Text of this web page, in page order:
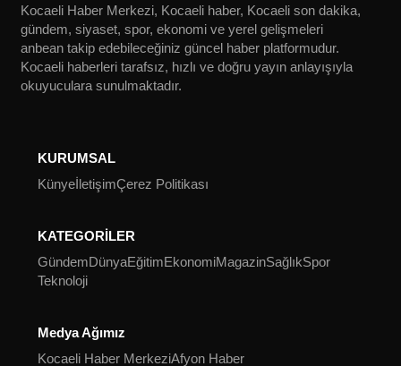
Kocaeli Haber Merkezi, Kocaeli haber, Kocaeli son dakika,
gündem, siyaset, spor, ekonomi ve yerel gelişmeleri
anbean takip edebileceğiniz güncel haber platformudur.
Kocaeli haberleri tarafsız, hızlı ve doğru yayın anlayışıyla
okuyuculara sunulmaktadır.
KURUMSAL
KünyeİletişimÇerez Politikası
KATEGORİLER
GündemDünyaEğitimEkonomiMagazinSağlıkSpor
Teknoloji
Medya Ağımız
Kocaeli Haber MerkeziAfyon Haber